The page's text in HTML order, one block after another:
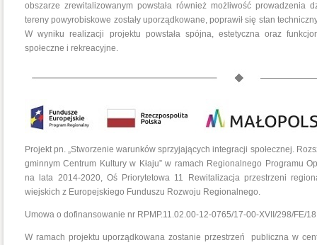
obszarze zrewitalizowanym powstała również możliwość prowadzenia
tereny powyrobiskowe zostały uporządkowane, poprawił się stan
W wyniku realizacji projektu powstała spójna, estetyczna oraz
społeczne i rekreacyjne.
Projekt pn. „Stworzenie warunków sprzyjających integracji społecznej.
gminnym Centrum Kultury w Kłaju” w ramach Regionalnego Programu
na lata 2014-2020, Oś Priorytetowa 11 Rewitalizacja przestrzeni
wiejskich z Europejskiego Funduszu Rozwoju Regionalnego.
Umowa o dofinansowanie nr RPMP.11.02.00-12-0765/17-00-XVII/298/FE/
W ramach projektu uporządkowana zostanie przestrzeń publiczna w